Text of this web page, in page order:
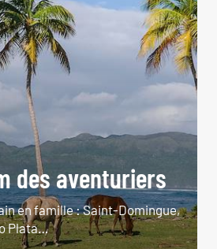
des aventuriers
en famille : Saint-Domingue,
Plata…